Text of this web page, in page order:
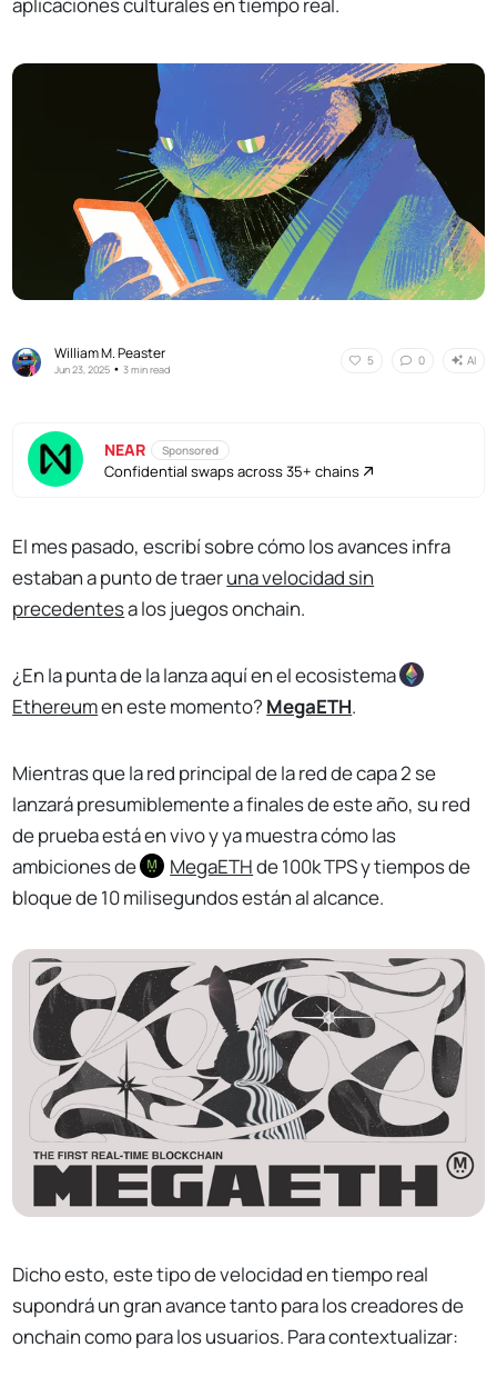
aplicaciones culturales en tiempo real.
William M. Peaster
Jun 23, 2025 •3 min read
5 0 AI
NEAR Sponsored
Confidential swaps across 35+ chains
El mes pasado, escribí sobre cómo los avances infra
estaban a punto de traeruna velocidad sin
precedentesa los juegos onchain.
¿En la punta de la lanza aquí en el ecosistema
Ethereumen este momento? MegaETH.
Mientras que la red principal de la red de capa 2 se
lanzará presumiblemente a finales de este año, su red
de prueba está en vivo y ya muestra cómo las
ambiciones de
MegaETHde 100k TPS y tiempos de
bloque de 10 milisegundos están al alcance.
Dicho esto, este tipo de velocidad en tiempo real
supondrá un gran avance tanto para los creadores de
onchain como para los usuarios. Para contextualizar: